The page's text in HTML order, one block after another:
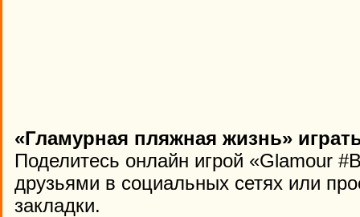
«Гламурная пляжная жизнь»
Поделитесь онлайн игрой «Glamour
друзьями в социальных сетях или
закладки.